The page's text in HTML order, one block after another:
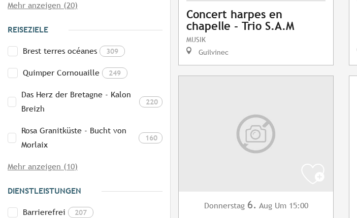
Mehr anzeigen (20)
REISEZIELE
Brest terres océanes 309
Quimper Cornouaille 249
Das Herz der Bretagne - Kalon
Breizh
220
Rosa Granitküste - Bucht von
Morlaix
160
Mehr anzeigen (10)
DIENSTLEISTUNGEN
Barrierefrei 207
Concert harpes en
chapelle - Trio S.A.M
MUSIK
Guilvinec
Donnerstag 6. Aug Um 15:00